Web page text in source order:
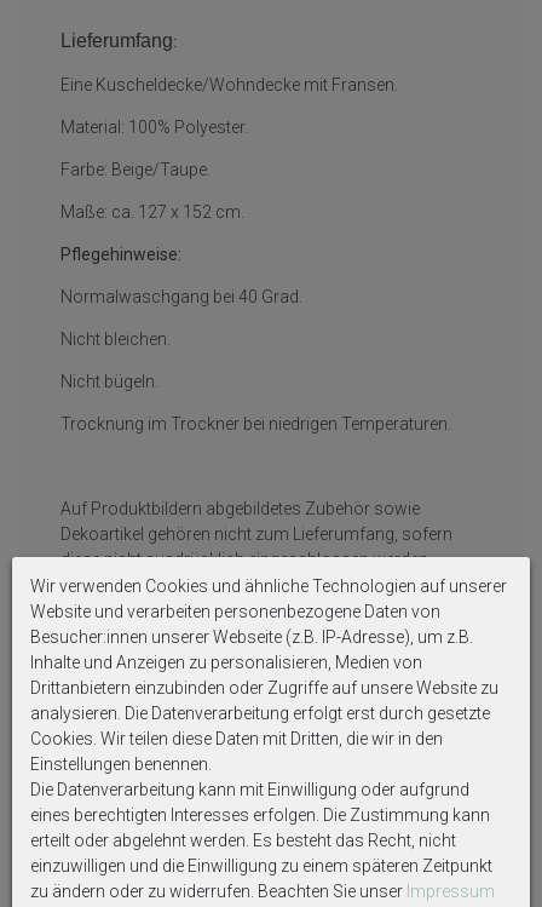
Lieferumfang:
Eine Kuscheldecke/Wohndecke mit Fransen.
Material: 100% Polyester.
Farbe: Beige/Taupe.
Maße: ca. 127 x 152 cm.
Pflegehinweise:
Normalwaschgang bei 40 Grad.
Nicht bleichen.
Nicht bügeln.
Trocknung im Trockner bei niedrigen Temperaturen.
Auf Produktbildern abgebildetes Zubehör sowie
Dekoartikel gehören nicht zum Lieferumfang, sofern
diese nicht ausdrücklich eingeschlossen werden.
Weitere interessante Artikel
Wir verwenden Cookies und ähnliche Technologien auf unserer
Website und verarbeiten personenbezogene Daten von
Besucher:innen unserer Webseite (z.B. IP-Adresse), um z.B.
Inhalte und Anzeigen zu personalisieren, Medien von
Drittanbietern einzubinden oder Zugriffe auf unsere Website zu
analysieren. Die Datenverarbeitung erfolgt erst durch gesetzte
Cookies. Wir teilen diese Daten mit Dritten, die wir in den
Einstellungen benennen.
Die Datenverarbeitung kann mit Einwilligung oder aufgrund
eines berechtigten Interesses erfolgen. Die Zustimmung kann
erteilt oder abgelehnt werden. Es besteht das Recht, nicht
einzuwilligen und die Einwilligung zu einem späteren Zeitpunkt
zu ändern oder zu widerrufen. Beachten Sie unser Impressum